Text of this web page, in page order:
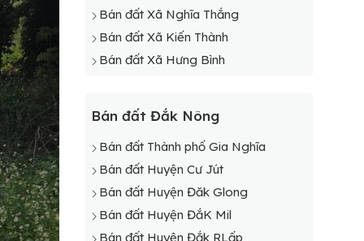
Bán đất Xã Nghĩa Thắng
Bán đất Xã Kiến Thành
Bán đất Xã Hưng Bình
Bán đất Đắk Nông
Bán đất Thành phố Gia Nghĩa
Bán đất Huyện Cư Jút
Bán đất Huyện Đăk Glong
Bán đất Huyện ĐắK Mil
Bán đất Huyện Đắk RLấp